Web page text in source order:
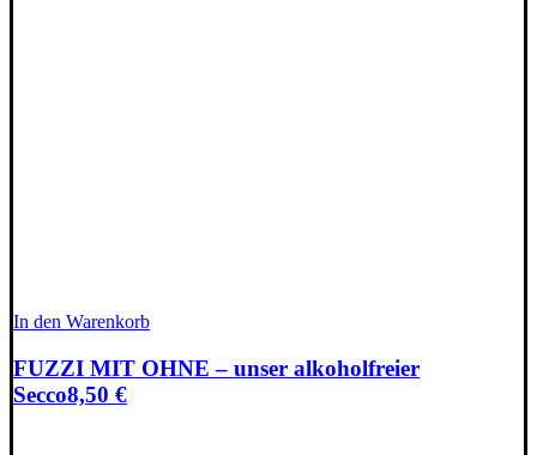
In den Warenkorb
FUZZI MIT OHNE – unser alkoholfreier
Secco8,50 €